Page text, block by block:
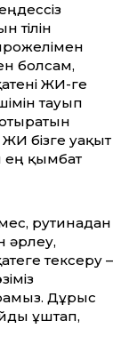
тілін
болсам,
ЖИ-ге
тауып
отыратын
ЖИ бізге уақыт
ең қымбат
рутинадан
әрлеу,
тексеру –
Дұрыс
ұштап,